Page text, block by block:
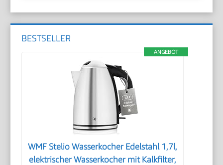
BESTSELLER
ANGEBOT
WMF Stelio Wasserkocher Edelstahl 1,7l,
elektrischer Wasserkocher mit Kalkfilter,